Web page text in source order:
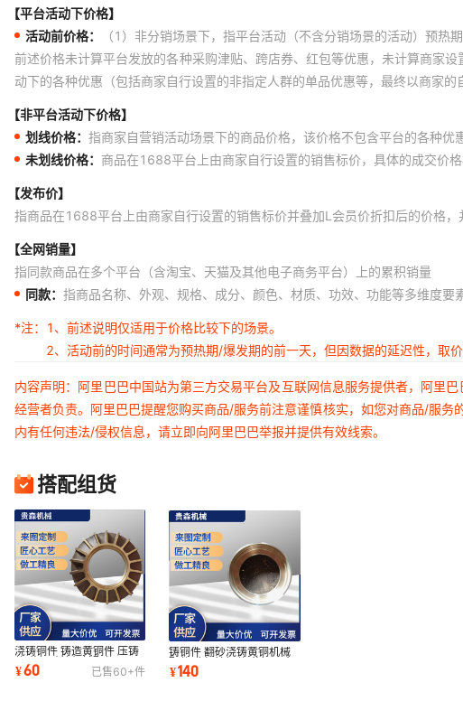
【平台活动下价格】
活动前价格：
（1）非分销场景下，指平台活动（不含分销场景的活动）预
前述价格未计算平台发放的各种采购津贴、跨店券、红包等优惠，未计算商家
动下的各种优惠（包括商家自行设置的非指定人群的单品优惠等，最终以商家
【非平台活动下价格】
划线价格： 指商家自营销活动场景下的商品价格，该价格不包含平台的各种优
未划线价格： 商品在1688平台上由商家自行设置的销售标价，具体的成交价
【发布价】
指商品在1688平台上由商家自行设置的销售标价并叠加L会员价折扣后的价格，
【全网销量】
指同款商品在多个平台（含淘宝、天猫及其他电子商务平台）上的累积销量
同款： 指商品名称、外观、规格、成分、颜色、材质、功效、功能等多维度
*注：
1、前述说明仅适用于价格比较下的场景。
2、活动前的时间通常为预热期/爆发期的前一天，但因数据的延迟性，取
内容声明：阿里巴巴中国站为第三方交易平台及互联网信息服务提供者，阿里
经营者负责。阿里巴巴提醒您购买商品/服务前注意谨慎核实，如您对商品/服
内有任何违法/侵权信息，请立即向阿里巴巴举报并提供有效线索。
搭配组货
浇铸铜件 铸造黄铜件 压铸
件 黄铜砂铸机械配件
¥60 已售60+件
铸铜件 翻砂浇铸黄铜机械
配件 非标铸铜件 黄铜五金
件
¥140